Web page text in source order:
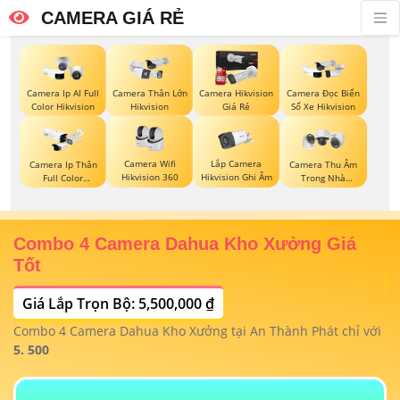
CAMERA GIÁ RẺ
Camera Ip AI Full
Color Hikvision
Camera Thân Lớn
Hikvision
Camera Hikvision
Giá Rẻ
Camera Đọc Biển
Số Xe Hikvision
Camera Ip Thân
Full Color
Hikvision
Camera Wifi
Hikvision 360
Lắp Camera
Hikvision Ghi Âm
Camera Thu Âm
Trong Nhà
Hikvision
Combo 4 Camera Dahua Kho Xưởng Giá
Tốt
Giá Lắp Trọn Bộ: 5,500,000 ₫
Combo 4 Camera Dahua Kho Xưởng tại An Thành Phát chỉ với
5. 500